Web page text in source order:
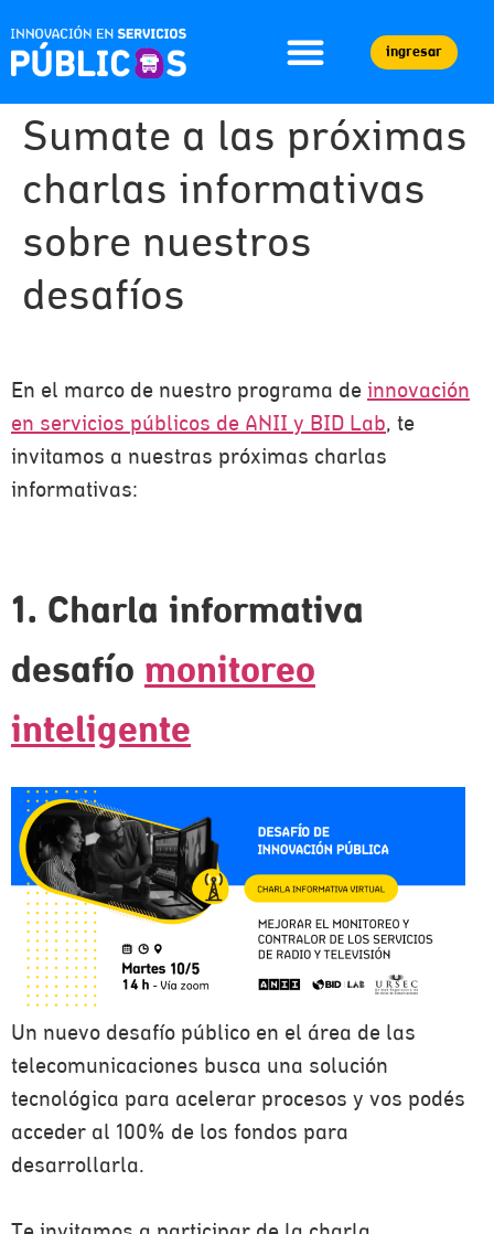
ingresar
Sumate a las próximas
charlas informativas
sobre nuestros
desafíos
En el marco de nuestro programa de innovación
en servicios públicos de ANII y BID Lab, te
invitamos a nuestras próximas charlas
informativas:
1. Charla informativa
desafío monitoreo
inteligente
Un nuevo desafío público en el área de las
telecomunicaciones busca una solución
tecnológica para acelerar procesos y vos podés
acceder al 100% de los fondos para
desarrollarla.